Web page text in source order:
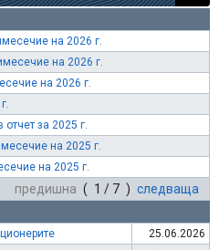
на 2026 г.
на 2026 г.
на 2026 г.
за 2025 г.
на 2025 г.
на 2025 г.
предишна ( 1 / 7 ) следваща
25.06.2026